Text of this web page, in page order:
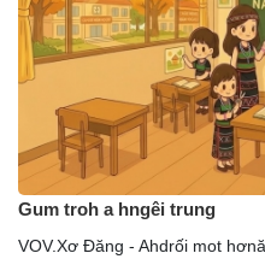
Gum troh a hngêi trung
VOV.Xơ Đăng - Ahdrối mot